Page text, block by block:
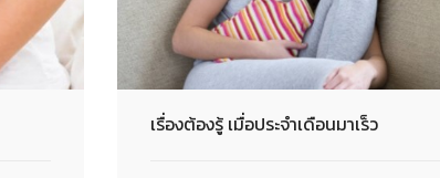
เรื่องต้องรู้ เมื่อประจำเดือนมาเร็ว